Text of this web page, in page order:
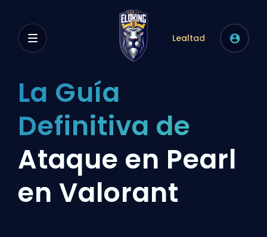
Lealtad
La Guía
Definitiva de
Ataque en Pearl
en Valorant